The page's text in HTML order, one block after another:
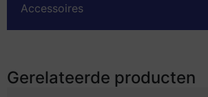
Accessoires
Gerelateerde producten